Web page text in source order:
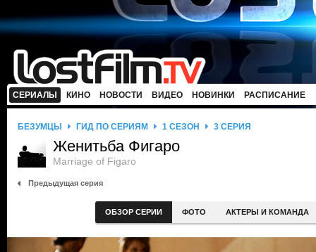
СЕРИАЛЫ КИНО НОВОСТИ ВИДЕО НОВИНКИ РАСПИСАНИЕ
БЕЗУМЦЫ ГИД ПО СЕРИЯМ 1 СЕЗОН 3 СЕРИЯ
Женитьба Фигаро
Marriage of Figaro
Предыдущая серия
ОБЗОР СЕРИИ ФОТО АКТЕРЫ И КОМАНДА